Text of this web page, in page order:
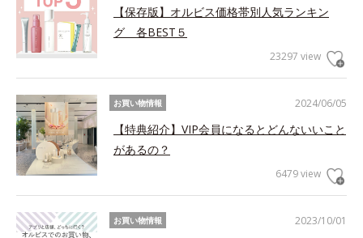
【保存版】オルビス価格帯別人気ランキン
グ 各BEST５
23297 view
2024/06/05
お買い物情報
【特典紹介】VIP会員になるとどんないいこと
があるの？
6479 view
2023/10/01
お買い物情報